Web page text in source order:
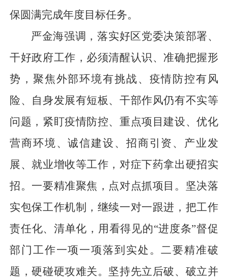
保圆满完成年度目标任务。
严金海强调，落实好区党委决策部署、
干好政府工作，必须清醒认识、准确把握形
势，聚焦外部环境有挑战、疫情防控有风
险、自身发展有短板、干部作风仍有不实等
问题，紧盯疫情防控、重点项目建设、优化
营商环境、诚信建设、招商引资、产业发
展、就业增收等工作，对症下药拿出硬招实
招。一要精准聚焦，点对点抓项目。坚决落
实包保工作机制，继续一对一跟进，把工作
责任化、清单化，用看得见的“进度条”督促
部门工作一项一项落到实处。二要精准破
题，硬碰硬攻难关。坚持先立后破、破立并